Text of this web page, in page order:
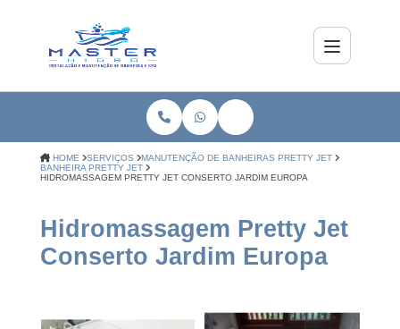
HOME SERVIÇOS
MANUTENÇÃO DE BANHEIRAS PRETTY JET
BANHEIRA PRETTY JET
HIDROMASSAGEM PRETTY JET CONSERTO JARDIM EUROPA
Hidromassagem Pretty Jet
Conserto Jardim Europa